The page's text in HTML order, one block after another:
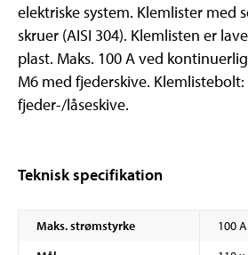
elektriske system. Klemlister med
skruer (AISI 304). Klemlisten er
plast. Maks. 100 A ved
M6 med fjederskive.
fjeder-/låseskive.
Teknisk specifikation
Maks. strømstyrke
100 A